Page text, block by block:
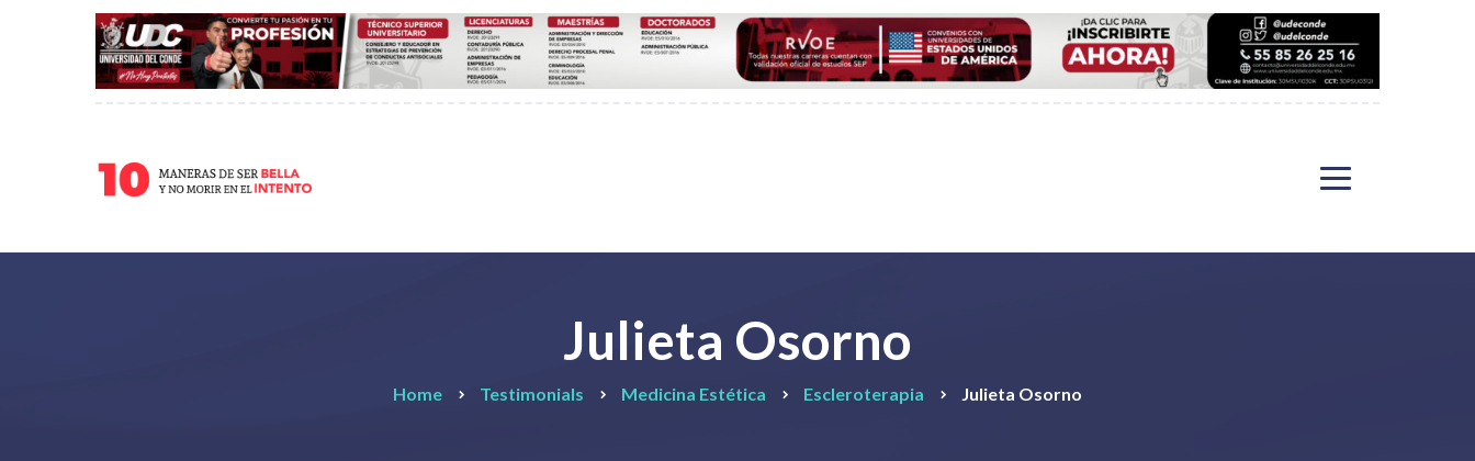
Julieta Osorno
Home Testimonials Medicina Estética Escleroterapia Julieta Osorno